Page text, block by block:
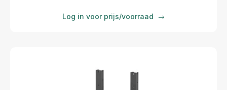
Log in voor prijs/voorraad →